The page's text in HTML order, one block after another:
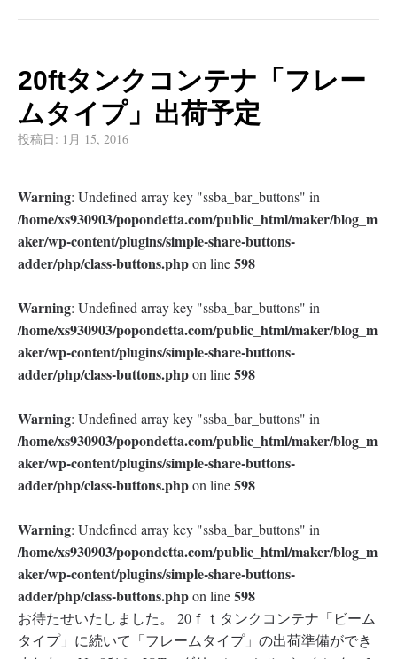
20ftタンクコンテナ「フレー
ムタイプ」出荷予定
投稿日: 1月 15, 2016
Warning: Undefined array key "ssba_bar_buttons" in
/home/xs930903/popondetta.com/public_html/maker/blog_m
aker/wp-content/plugins/simple-share-buttons-
adder/php/class-buttons.phpon line598
Warning: Undefined array key "ssba_bar_buttons" in
/home/xs930903/popondetta.com/public_html/maker/blog_m
aker/wp-content/plugins/simple-share-buttons-
adder/php/class-buttons.phpon line598
Warning: Undefined array key "ssba_bar_buttons" in
/home/xs930903/popondetta.com/public_html/maker/blog_m
aker/wp-content/plugins/simple-share-buttons-
adder/php/class-buttons.phpon line598
Warning: Undefined array key "ssba_bar_buttons" in
/home/xs930903/popondetta.com/public_html/maker/blog_m
aker/wp-content/plugins/simple-share-buttons-
adder/php/class-buttons.phpon line598
お待たせいたしました。 20ｆｔタンクコンテナ「ビーム
タイプ」に続いて「フレームタイプ」の出荷準備ができ